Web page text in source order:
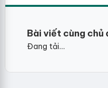
Bài viết cùng chủ
Đang tải...